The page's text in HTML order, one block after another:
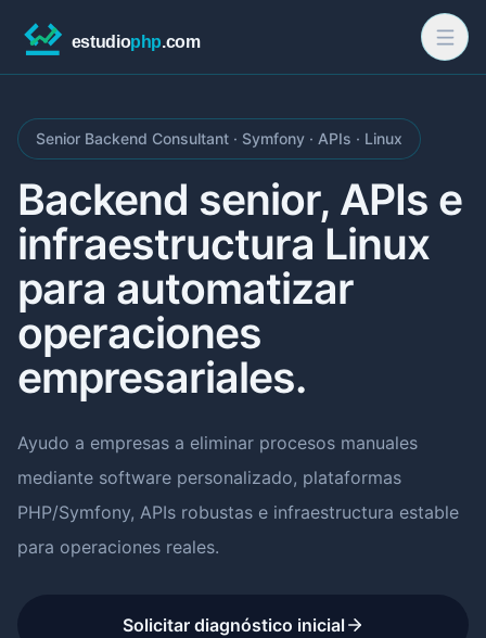
Senior Backend Consultant · Symfony · APIs · Linux
Backend senior, APIs e
infraestructura Linux
para automatizar
operaciones
empresariales.
Ayudo a empresas a eliminar procesos manuales
mediante software personalizado, plataformas
PHP/Symfony, APIs robustas e infraestructura estable
para operaciones reales.
Solicitar diagnóstico inicial